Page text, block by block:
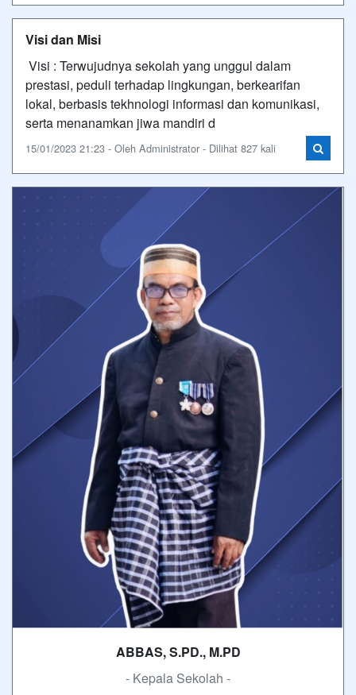
Visi dan Misi
Visi : Terwujudnya sekolah yang unggul dalam
prestasi, peduli terhadap lingkungan, berkearifan
lokal, berbasis tekhnologi informasi dan komunikasi,
serta menanamkan jiwa mandiri d
15/01/2023 21:23 - Oleh Administrator - Dilihat 827 kali
ABBAS, S.PD., M.PD
- Kepala Sekolah -